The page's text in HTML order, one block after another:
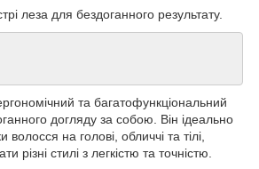
леза для бездоганного результату.
та багатофункціональний
догляду за собою. Він ідеально
волосся на голові, обличчі та тілі,
різні стилі з легкістю та точністю.